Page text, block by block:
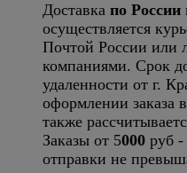
Доставка по России
осуществляется
Почтой России или
компаниями. Срок
удаленности от г.
оформлении заказа
также
Заказы от 5000 руб -
отправки не